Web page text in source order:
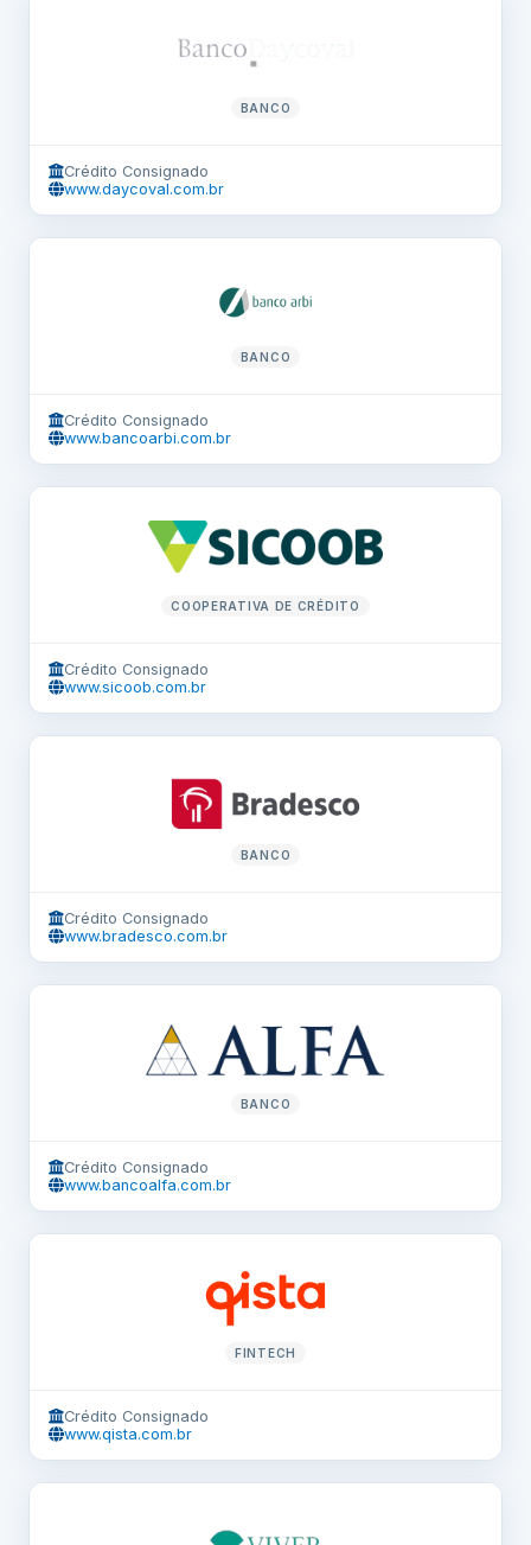
BANCO
Crédito Consignado
www.daycoval.com.br
BANCO
Crédito Consignado
www.bancoarbi.com.br
COOPERATIVA DE CRÉDITO
Crédito Consignado
www.sicoob.com.br
BANCO
Crédito Consignado
www.bradesco.com.br
BANCO
Crédito Consignado
www.bancoalfa.com.br
FINTECH
Crédito Consignado
www.qista.com.br